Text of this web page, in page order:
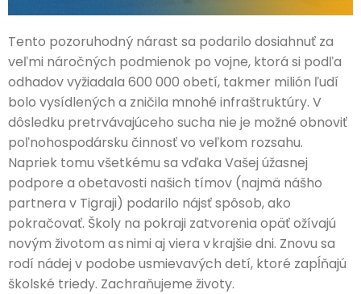
Tento pozoruhodný nárast sa podarilo dosiahnuť za
veľmi náročných podmienok po vojne, ktorá si podľa
odhadov vyžiadala 600 000 obetí, takmer milión ľudí
bolo vysídlených a zničila mnohé infraštruktúry. V
dôsledku pretrvávajúceho sucha nie je možné obnoviť
poľnohospodársku činnosť vo veľkom rozsahu.
Napriek tomu všetkému sa vďaka Vašej úžasnej
podpore a obetavosti našich tímov (najmä nášho
partnera v Tigraji) podarilo nájsť spôsob, ako
pokračovať. Školy na pokraji zatvorenia opäť ožívajú
novým životom a s nimi aj viera v krajšie dni. Znovu sa
rodí nádej v podobe usmievavých detí, ktoré zapĺňajú
školské triedy. Zachraňujeme životy.